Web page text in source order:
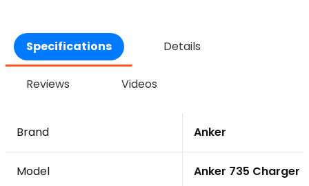
Specifications Details
Reviews Videos
Brand Anker
Model Anker 735 Charger